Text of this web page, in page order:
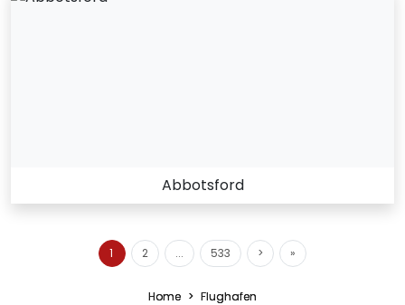
Abbotsford
1 2 ... 533 > »
Home Flughafen